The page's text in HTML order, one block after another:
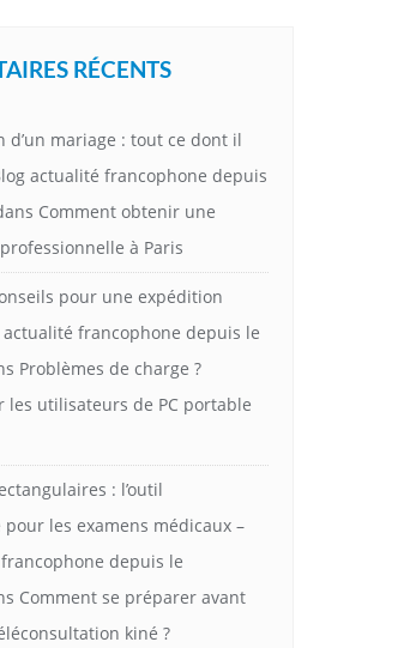
RÉCENTS
d’un mariage : tout ce dont il
actualité francophone depuis
Comment obtenir une
à Paris
pour une expédition
actualité francophone depuis le
Problèmes de charge ?
les utilisateurs de PC portable
: l’outil
les examens médicaux –
depuis le
Comment se préparer avant
kiné ?